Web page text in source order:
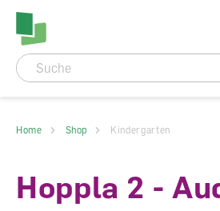
Accesskey
Seitenanfang
Direkt
Hauptnavigation
Direkt
zum
Hauptinhalt
Direkt
zum
Direkt
Home Shop Kindergarten
Hoppla 2 -